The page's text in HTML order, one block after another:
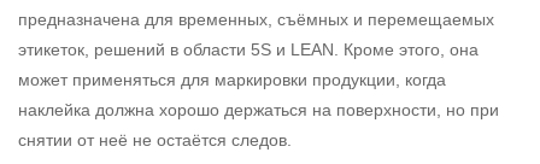
предназначена для временных, съёмных и перемещаемых
этикеток, решений в области 5S и LEAN. Кроме этого, она
может применяться для маркировки продукции, когда
наклейка должна хорошо держаться на поверхности, но при
снятии от неё не остаётся следов.